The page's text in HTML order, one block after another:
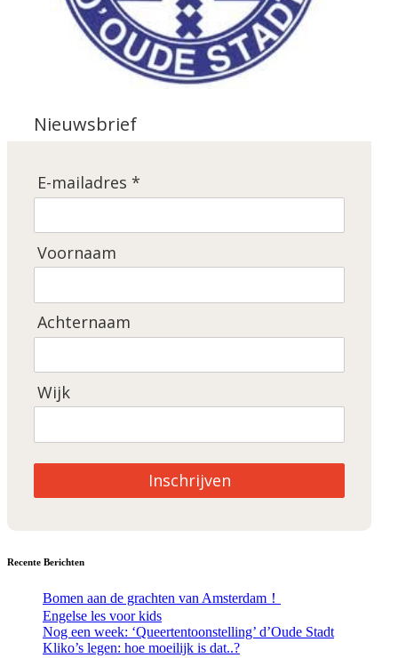
Nieuwsbrief
E-mailadres *
Voornaam
Achternaam
Wijk
Inschrijven
Recente Berichten
Bomen aan de grachten van Amsterdam！
Engelse les voor kids
Nog een week: ‘Queertentoonstelling’ d’Oude Stadt
Kliko’s legen: hoe moeilijk is dat..?